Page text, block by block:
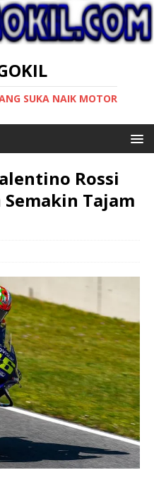
SUKA NAIK MOTOR
Rossi
Tajam